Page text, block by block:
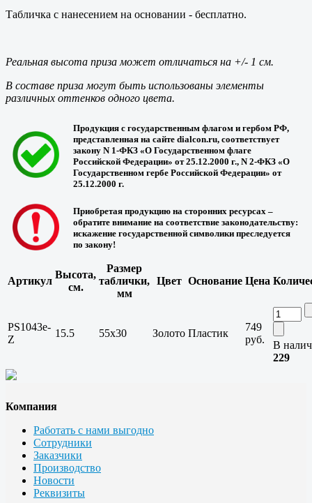
Табличка с нанесением на основании - бесплатно.
Реальная высота приза может отличаться на +/- 1 см.
В составе приза могут быть использованы элементы
различных оттенков одного цвета.
Продукция с государственным флагом и гербом РФ,
представленная на сайте dialcon.ru, соответствует
закону N 1-ФКЗ «О Государственном флаге
Российской Федерации» от 25.12.2000 г., N 2-ФКЗ «О
Государственном гербе Российской Федерации» от
25.12.2000 г.
Приобретая продукцию на сторонних ресурсах –
обратите внимание на соответствие законодательству:
искажение государственной символики преследуется
по закону!
Артикул
Высота,
см.
Размер
таблички,
мм
Цвет Основание Цена
PS1043e-
Z
15.5 55х30 Золото Пластик
749
руб.
В
229
Компания
Работать с нами выгодно
Сотрудники
Заказчики
Производство
Новости
Реквизиты